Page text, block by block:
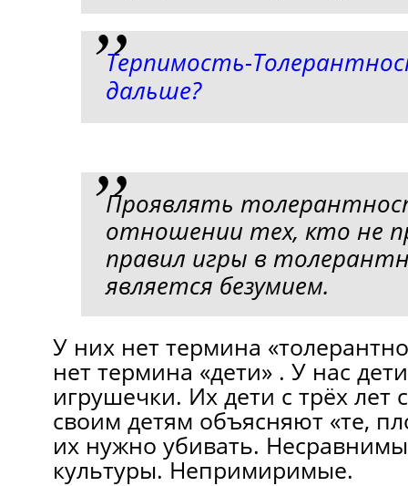
Терпимость-
дальше?
Проявлять
отношении тех, кто не
правил игры в
является безумием.
У них нет термина
нет термина «дети» . У нас
игрушечки. Их дети с трёх лет
своим детям объясняют «те,
их нужно убивать.
культуры. Непримиримые.